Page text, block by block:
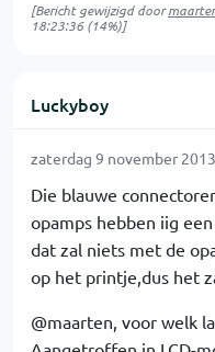
[Bericht gewijzigd door
18:23:36(14%)]
Luckyboy
zaterdag 9 november
Die blauwe
opamps hebben iig
dat zal niets met de
op het printje,dus het
@maarten, voor welk